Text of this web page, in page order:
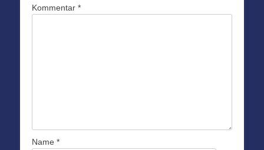
Kommentar *
Name *